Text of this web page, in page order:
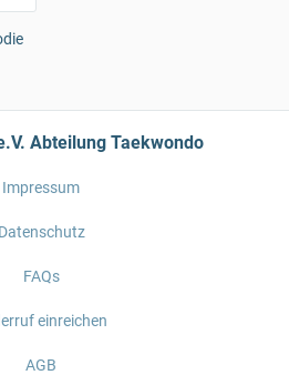
Abteilung Taekwondo
Impressum
Datenschutz
FAQs
einreichen
AGB